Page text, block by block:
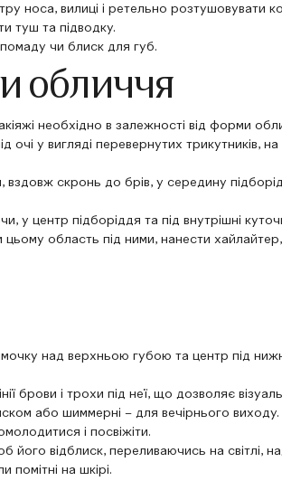
носа, вилиці і ретельно розтушовувати
туш та підводку.
чи блиск для губ.
обличчя
необхідно в залежності від форми
у вигляді перевернутих трикутників,
скронь до брів, у середину
центр підборіддя та під внутрішні
цьому область під ними, нанести
над верхньою губою та центр під
брови і трохи під неї, що дозволяє
або шиммерні – для вечірнього виходу.
і посвіжіти.
відблиск, переливаючись на світлі,
на шкірі.